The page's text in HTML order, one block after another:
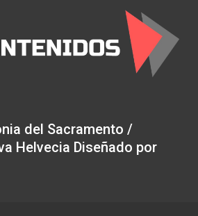
del Sacramento /
Helvecia Diseñado por